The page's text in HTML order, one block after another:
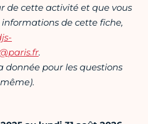
de cette activité et que vous
de cette fiche,
.
donnée pour les questions